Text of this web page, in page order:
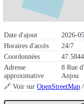
Date d'ajout
2026-
Horaires d'accès
24/7
Coordonnées
Adresse
approximative
8 Rue
Anjou
🔗 Voir surOpenStreetMap